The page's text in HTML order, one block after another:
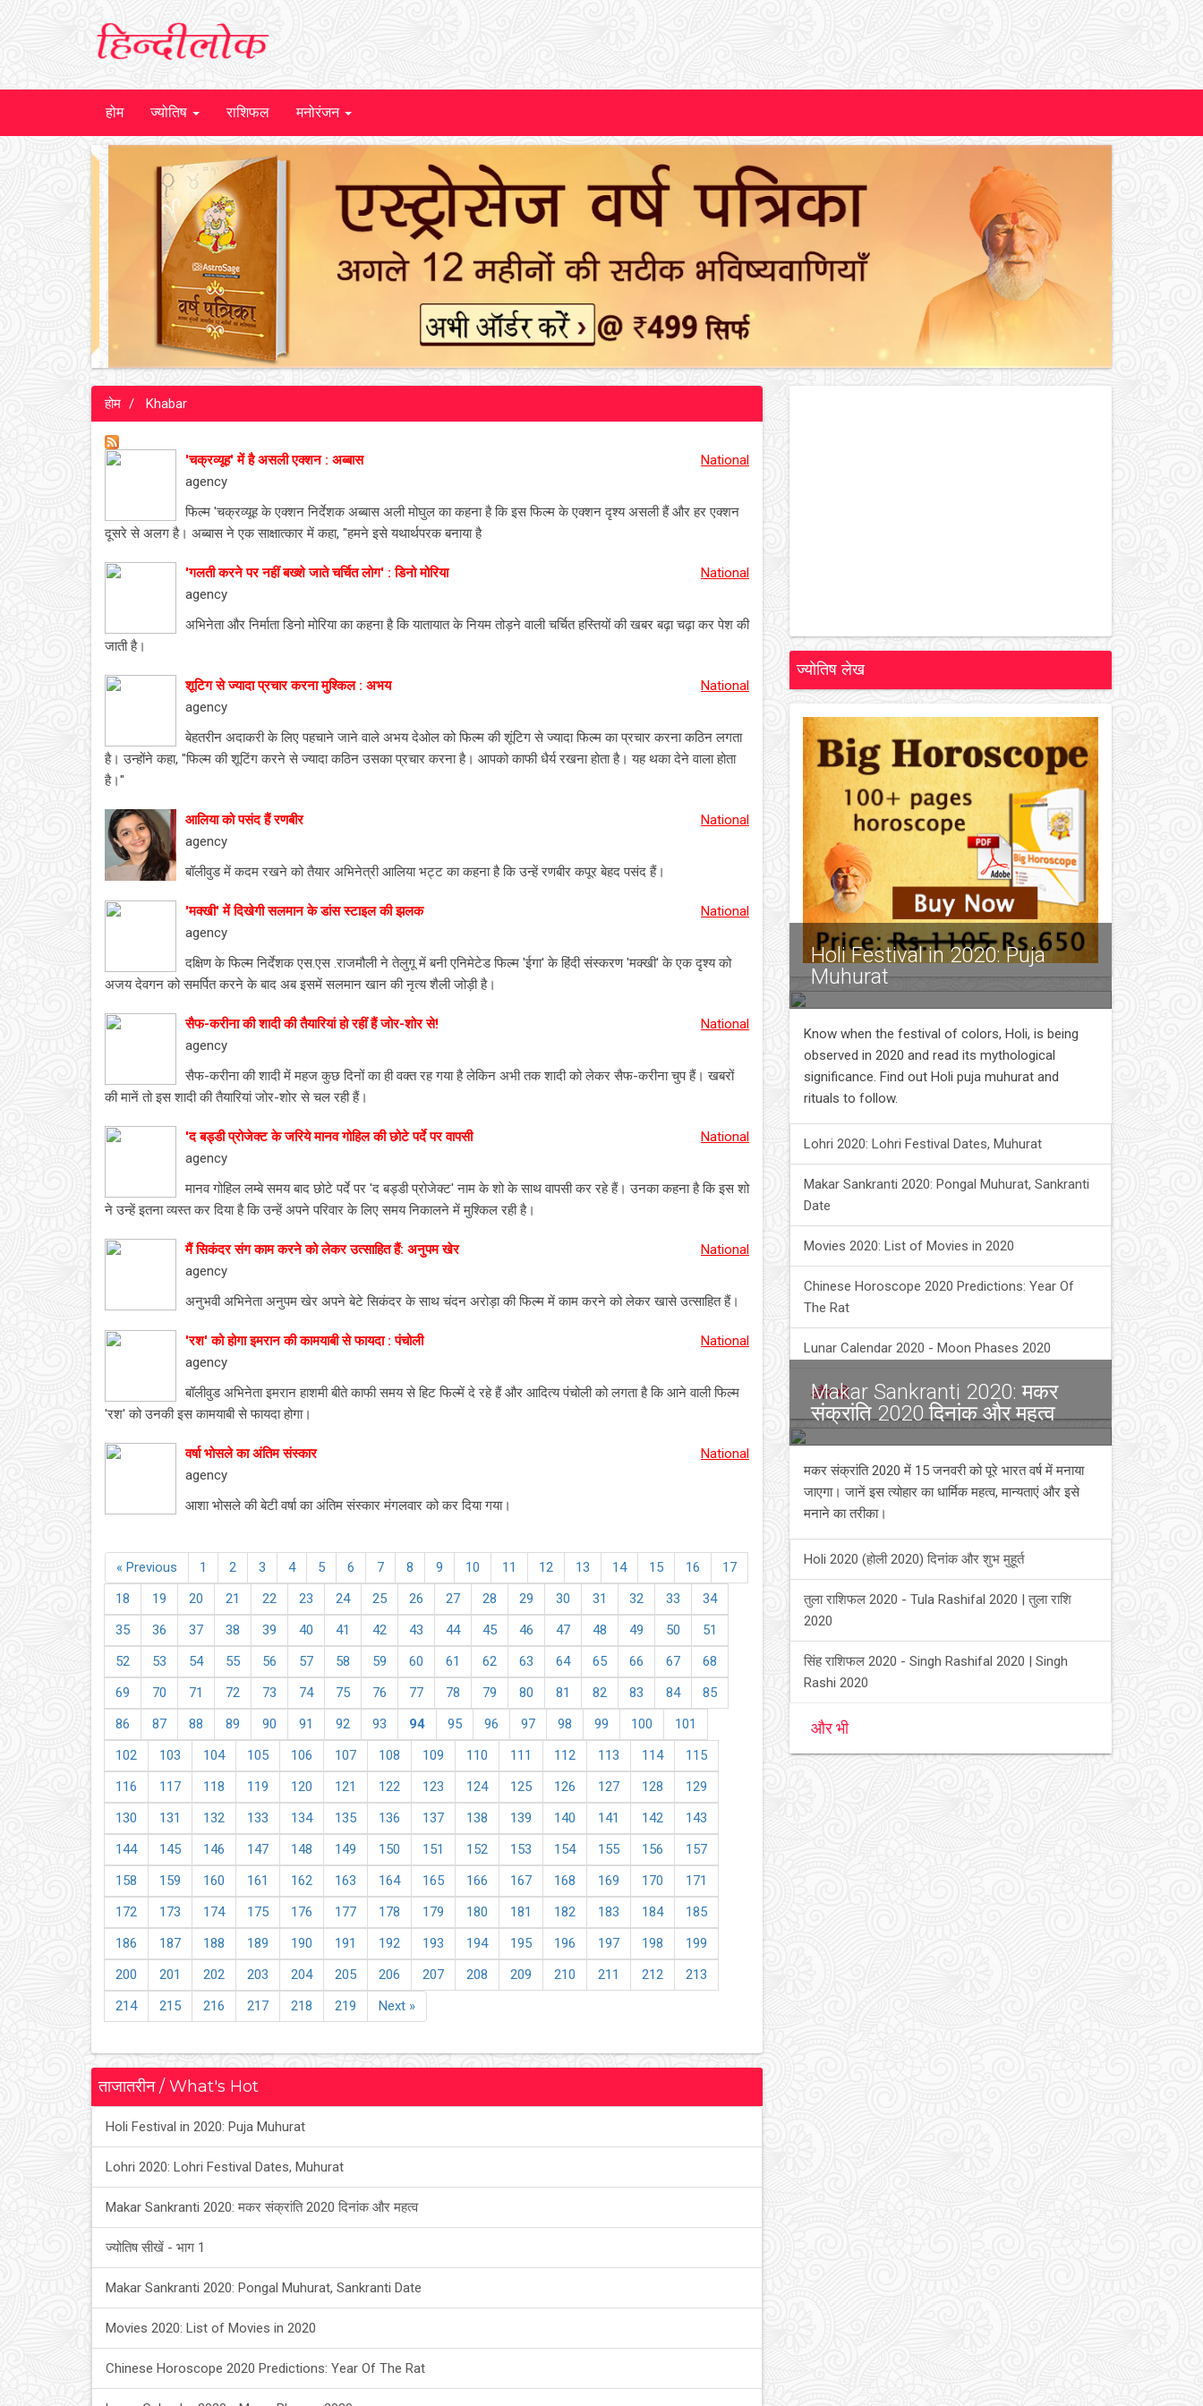
होम ज्योतिष राशिफल मनोरंजन
होम Khabar
'चक्रव्यूह' में है असली एक्शन : अब्बास
National
agency
फिल्म 'चक्रव्यूह के एक्शन निर्देशक अब्बास अली मोघुल का कहना है कि इस फिल्म के एक्शन दृश्य असली हैं और हर एक्शन
दूसरे से अलग है। अब्बास ने एक साक्षात्कार में कहा, "हमने इसे यथार्थपरक बनाया है
'गलती करने पर नहीं बख्शे जाते चर्चित लोग' : डिनो मोरिया
National
agency
अभिनेता और निर्माता डिनो मोरिया का कहना है कि यातायात के नियम तोड़ने वाली चर्चित हस्तियों की खबर बढ़ा चढ़ा कर पेश की
जाती है।
शूटिग से ज्यादा प्रचार करना मुश्किल : अभय
National
agency
बेहतरीन अदाकरी के लिए पहचाने जाने वाले अभय देओल को फिल्म की शूंटिग से ज्यादा फिल्म का प्रचार करना कठिन लगता
है। उन्होंने कहा, "फिल्म की शूटिंग करने से ज्यादा कठिन उसका प्रचार करना है। आपको काफी धैर्य रखना होता है। यह थका देने वाला होता
है।"
आलिया को पसंद हैं रणबीर
National
agency
बॉलीवुड में कदम रखने को तैयार अभिनेत्री आलिया भट्ट का कहना है कि उन्हें रणबीर कपूर बेहद पसंद हैं।
'मक्खी' में दिखेगी सलमान के डांस स्टाइल की झलक
National
agency
दक्षिण के फिल्म निर्देशक एस.एस .राजमौली ने तेलुगू में बनी एनिमेटेड फिल्म 'ईगा' के हिंदी संस्करण 'मक्खी' के एक दृश्य को
अजय देवगन को समर्पित करने के बाद अब इसमें सलमान खान की नृत्य शैली जोड़ी है।
सैफ-करीना की शादी की तैयारियां हो रहीं हैं जोर-शोर से!
National
agency
सैफ-करीना की शादी में महज कुछ दिनों का ही वक्त रह गया है लेकिन अभी तक शादी को लेकर सैफ-करीना चुप हैं। खबरों
की मानें तो इस शादी की तैयारियां जोर-शोर से चल रही हैं।
'द बड्डी प्रोजेक्ट के जरिये मानव गोहिल की छोटे पर्दे पर वापसी
National
agency
मानव गोहिल लम्बे समय बाद छोटे पर्दे पर 'द बड्डी प्रोजेक्ट' नाम के शो के साथ वापसी कर रहे हैं। उनका कहना है कि इस शो
ने उन्हें इतना व्यस्त कर दिया है कि उन्हें अपने परिवार के लिए समय निकालने में मुश्किल रही है।
मैं सिकंदर संग काम करने को लेकर उत्साहित हैं: अनुपम खेर
National
agency
अनुभवी अभिनेता अनुपम खेर अपने बेटे सिकंदर के साथ चंदन अरोड़ा की फिल्म में काम करने को लेकर खासे उत्साहित हैं।
'रश' को होगा इमरान की कामयाबी से फायदा : पंचोली
National
agency
बॉलीवुड अभिनेता इमरान हाशमी बीते काफी समय से हिट फिल्में दे रहे हैं और आदित्य पंचोली को लगता है कि आने वाली फिल्म
'रश' को उनकी इस कामयाबी से फायदा होगा।
वर्षा भोसले का अंतिम संस्कार
National
agency
आशा भोसले की बेटी वर्षा का अंतिम संस्कार मंगलवार को कर दिया गया।
« Previous 1 2 3 4 5 6 7 8 9 10 11 12 13 14 15 16
17
18
19 20 21 22 23 24 25 26 27 28 29 30 31 32 33
34
35
36 37 38 39 40 41 42 43 44 45 46 47 48 49 50
51
52
53 54 55 56 57 58 59 60 61 62 63 64 65 66 67
68
69
70 71 72 73 74 75 76 77 78 79 80 81 82 83 84
85
86
87 88 89 90 91 92 93 94 95 96 97 98 99 100
101
102
103 104 105 106 107 108 109 110 111 112 113 114
115
116
117 118 119 120 121 122 123 124 125 126 127 128
129
130
131 132 133 134 135 136 137 138 139 140 141 142
143
144
145 146 147 148 149 150 151 152 153 154 155 156
157
158
159 160 161 162 163 164 165 166 167 168 169 170
171
172
173 174 175 176 177 178 179 180 181 182 183 184
185
186
187 188 189 190 191 192 193 194 195 196 197 198
199
200
201 202 203 204 205 206 207 208 209 210 211 212
213
214
215 216 217 218 219 Next »
ताजातरीन / What's Hot
Holi Festival in 2020: Puja Muhurat
Lohri 2020: Lohri Festival Dates, Muhurat
Makar Sankranti 2020: मकर संक्रांति 2020 दिनांक और महत्व
ज्योतिष सीखें - भाग 1
Makar Sankranti 2020: Pongal Muhurat, Sankranti Date
Movies 2020: List of Movies in 2020
Chinese Horoscope 2020 Predictions: Year Of The Rat
ज्योतिष लेख
Holi Festival in 2020: Puja
Muhurat
Know when the festival of colors, Holi, is being
observed in 2020 and read its mythological
significance. Find out Holi puja muhurat and
rituals to follow.
Lohri 2020: Lohri Festival Dates, Muhurat
Makar Sankranti 2020: Pongal Muhurat, Sankranti
Date
Movies 2020: List of Movies in 2020
Chinese Horoscope 2020 Predictions: Year Of
The Rat
Lunar Calendar 2020 - Moon Phases 2020
और भी
Makar Sankranti 2020: मकर
संक्रांति 2020 दिनांक और महत्व
मकर संक्रांति 2020 में 15 जनवरी को पूरे भारत वर्ष में मनाया
जाएगा। जानें इस त्योहार का धार्मिक महत्व, मान्यताएं और इसे
मनाने का तरीका।
Holi 2020 (होली 2020) दिनांक और शुभ मुहूर्त
तुला राशिफल 2020 - Tula Rashifal 2020 | तुला राशि
2020
सिंह राशिफल 2020 - Singh Rashifal 2020 | Singh
Rashi 2020
और भी